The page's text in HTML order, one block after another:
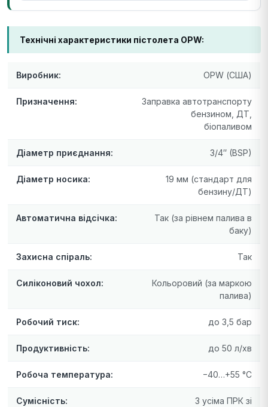
Технічні характеристики пістолета OPW:
Виробник: OPW (США)
Призначення:
Заправка автотранспорту
бензином, ДТ,
біопаливом
Діаметр приєднання: 3/4″ (BSP)
Діаметр носика:
19 мм (стандарт для
бензину/ДТ)
Автоматична відсічка:
Так (за рівнем палива в
баку)
Захисна спіраль: Так
Силіконовий чохол:
Кольоровий (за маркою
палива)
Робочий тиск: до 3,5 бар
Продуктивність: до 50 л/хв
Робоча температура: −40…+55 °C
Сумісність:
З усіма ПРК зі